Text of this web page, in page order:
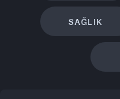
SAĞLIK